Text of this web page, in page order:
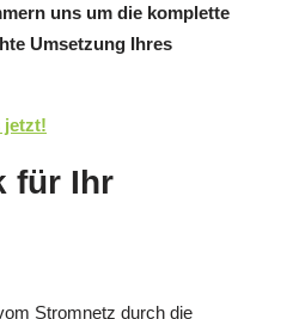
uns um die komplette
Umsetzung Ihres
jetzt!
für Ihr
Stromnetz durch die